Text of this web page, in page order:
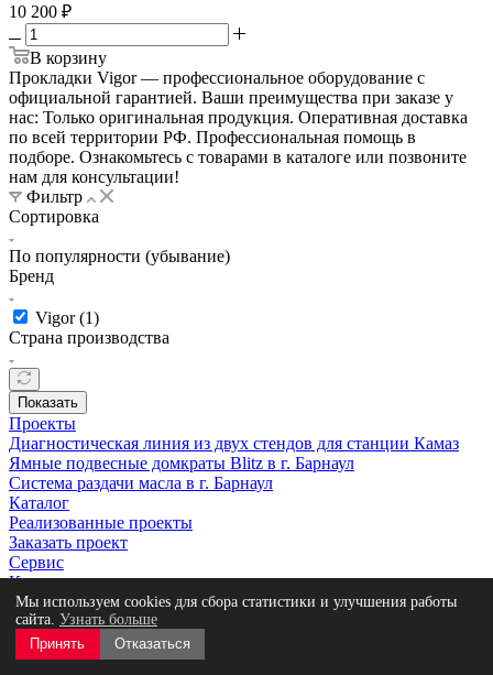
10 200 ₽
В корзину
Прокладки Vigor — профессиональное оборудование с
официальной гарантией. Ваши преимущества при заказе у
нас: Только оригинальная продукция. Оперативная доставка
по всей территории РФ. Профессиональная помощь в
подборе. Ознакомьтесь с товарами в каталоге или позвоните
нам для консультации!
Фильтр
Сортировка
По популярности (убывание)
Бренд
Vigor (1)
Страна производства
Показать
Проекты
Диагностическая линия из двух стендов для станции Камаз
Ямные подвесные домкраты Blitz в г. Барнаул
Система раздачи масла в г. Барнаул
Каталог
Реализованные проекты
Заказать проект
Сервис
Контакты
Политика использования файлов cookie
Политика обработки персональных данных
Пользовательское соглашение
Мы используем cookies для сбора статистики и улучшения работы
сайта. Узнать больше
Принять
Отказаться